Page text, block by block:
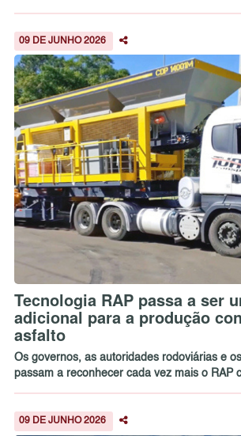
09 DE JUNHO 2026
Tecnologia RAP passa a ser
adicional para a produção
asfalto
Os governos, as autoridades rodoviárias e
passam a reconhecer cada vez mais o RAP
09 DE JUNHO 2026